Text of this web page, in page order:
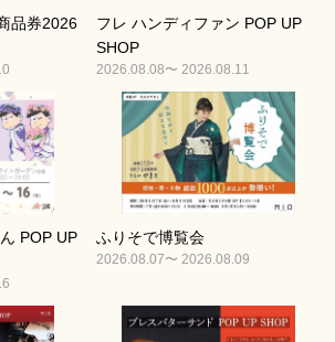
品券2026
フレ ハンディファン POP UP
SHOP
2026.08.08〜 2026.08.11
POP UP
ふりそで博覧会
2026.08.07〜 2026.08.09